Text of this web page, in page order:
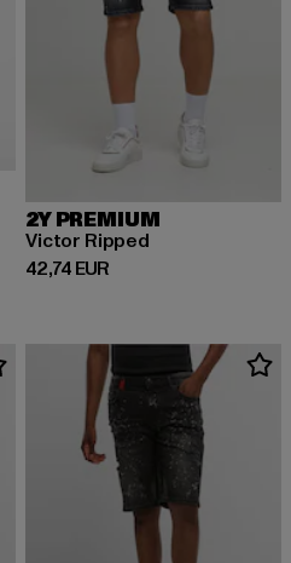
27,99 EUR
2Y PREMIUM
Victor Ripped
42,74 EUR
Prix courant: 42,74 EUR